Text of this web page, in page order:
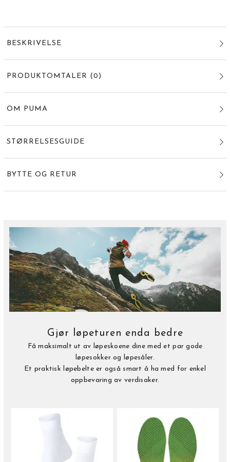
BESKRIVELSE
PRODUKTOMTALER (0 )
OM PUMA
STØRRELSESGUIDE
BYTTE OG RETUR
Gjør løpeturen enda bedre
Få maksimalt ut av løpeskoene dine med et par gode
løpesokker og løpesåler.
Et praktisk løpebelte er også smart å ha med for enkel
oppbevaring av verdisaker.